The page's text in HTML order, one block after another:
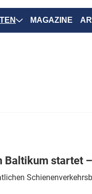
& Ausrüstung
MAGAZINE
Baltikum startet